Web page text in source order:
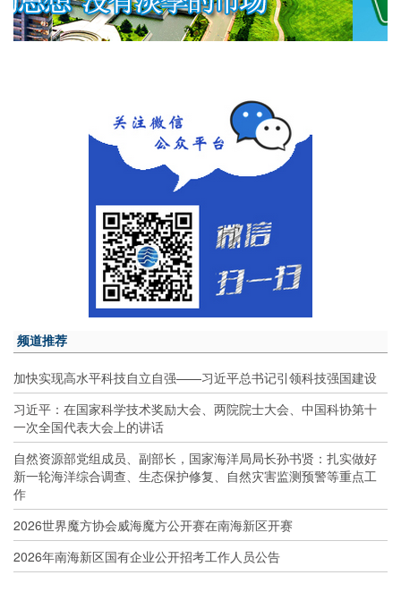
频道推荐
加快实现高水平科技自立自强——习近平总书记引领科技强国建设
习近平：在国家科学技术奖励大会、两院院士大会、中国科协第十
一次全国代表大会上的讲话
自然资源部党组成员、副部长，国家海洋局局长孙书贤：扎实做好
新一轮海洋综合调查、生态保护修复、自然灾害监测预警等重点工
作
2026世界魔方协会威海魔方公开赛在南海新区开赛
2026年南海新区国有企业公开招考工作人员公告